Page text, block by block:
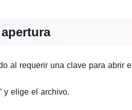
al requerir una clave para abrir
y elige el archivo.